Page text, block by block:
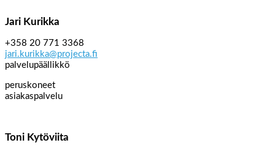
Jari Kurikka
+358 20 771 3368
jari.kurikka@projecta.fi
palvelupäällikkö
peruskoneet
asiakaspalvelu
Toni Kytöviita